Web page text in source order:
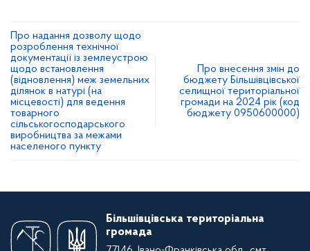
Про надання дозволу щодо
розроблення технічної
документації із землеустрою
щодо встановлення
(відновлення) меж земельних
ділянок в натурі (на
місцевості) для ведення
товарного
сільськогосподарського
виробництва за межами
населеного пункту
Про внесення змін до
бюджету Більшівцівської
селищної територіальної
громади на 2024 рік (код
бюджету 0950600000)
Більшівцівська територіальна
громада